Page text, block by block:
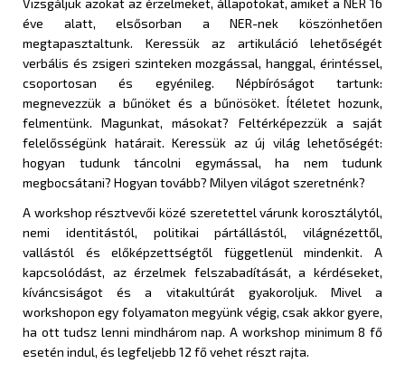
Vizsgáljuk azokat az érzelmeket, állapotokat, amiket a NER 16
éve alatt, elsősorban a NER-nek köszönhetően
megtapasztaltunk. Keressük az artikuláció lehetőségét
verbális és zsigeri szinteken mozgással, hanggal, érintéssel,
csoportosan és egyénileg. Népbíróságot tartunk:
megnevezzük a bűnöket és a bűnösöket. Ítéletet hozunk,
felmentünk. Magunkat, másokat? Feltérképezzük a saját
felelősségünk határait. Keressük az új világ lehetőségét:
hogyan tudunk táncolni egymással, ha nem tudunk
megbocsátani? Hogyan tovább? Milyen világot szeretnénk?
A workshop résztvevői közé szeretettel várunk korosztálytól,
nemi identitástól, politikai pártállástól, világnézettől,
vallástól és előképzettségtől függetlenül mindenkit. A
kapcsolódást, az érzelmek felszabadítását, a kérdéseket,
kíváncsiságot és a vitakultúrát gyakoroljuk. Mivel a
workshopon egy folyamaton megyünk végig, csak akkor gyere,
ha ott tudsz lenni mindhárom nap. A workshop minimum 8 fő
esetén indul, és legfeljebb 12 fő vehet részt rajta.